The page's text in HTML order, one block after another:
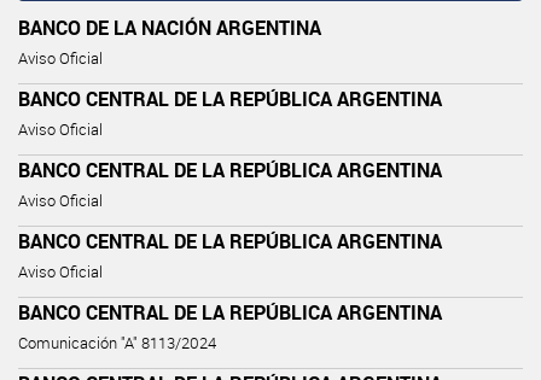
BANCO DE LA NACIÓN ARGENTINA
Aviso Oficial
BANCO CENTRAL DE LA REPÚBLICA ARGENTINA
Aviso Oficial
BANCO CENTRAL DE LA REPÚBLICA ARGENTINA
Aviso Oficial
BANCO CENTRAL DE LA REPÚBLICA ARGENTINA
Aviso Oficial
BANCO CENTRAL DE LA REPÚBLICA ARGENTINA
Comunicación "A" 8113/2024